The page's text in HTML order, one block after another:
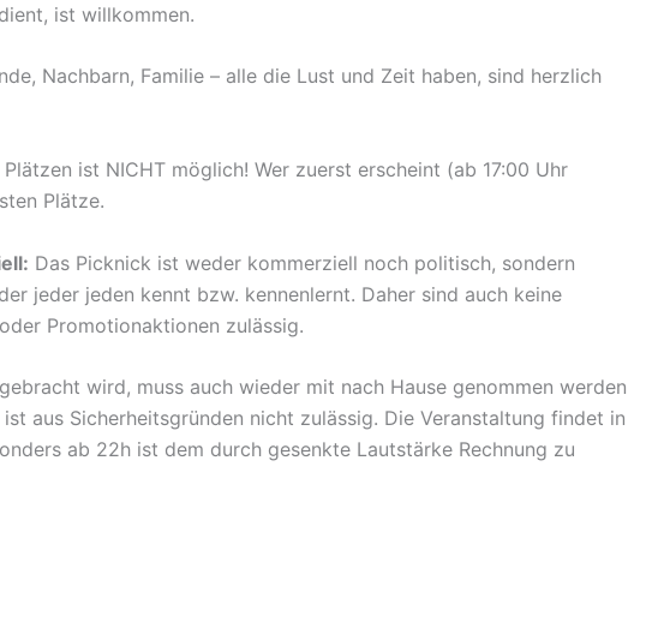
ist willkommen.
Nachbarn, Familie – alle die Lust und Zeit haben, sind herzlich
ist NICHT möglich! Wer zuerst erscheint (ab 17:00 Uhr
Plätze.
Das Picknick ist weder kommerziell noch politisch, sondern
jeder jeden kennt bzw. kennenlernt. Daher sind auch keine
Promotionaktionen zulässig.
wird, muss auch wieder mit nach Hause genommen werden
aus Sicherheitsgründen nicht zulässig. Die Veranstaltung findet in
ab 22h ist dem durch gesenkte Lautstärke Rechnung zu